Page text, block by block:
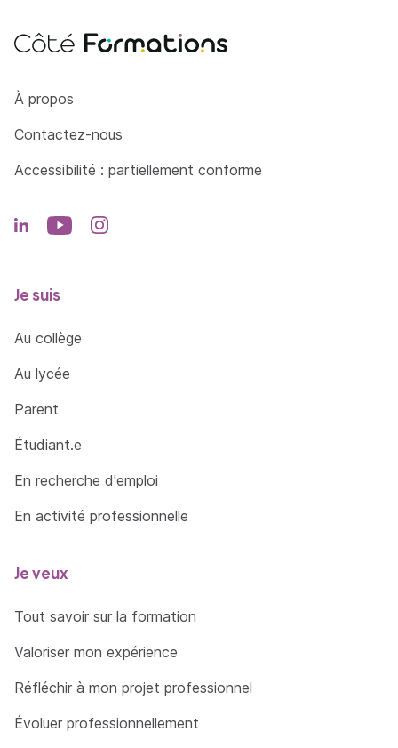
Côté Formations
À propos
Contactez-nous
Accessibilité : partiellement conforme
Je suis
Au collège
Au lycée
Parent
Étudiant.e
En recherche d'emploi
En activité professionnelle
Je veux
Tout savoir sur la formation
Valoriser mon expérience
Réfléchir à mon projet professionnel
Évoluer professionnellement